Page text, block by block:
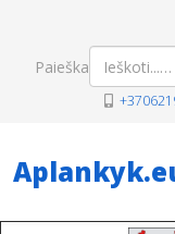
Paieška